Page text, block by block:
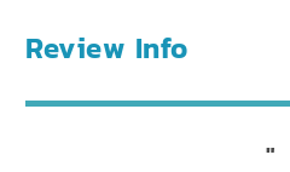
Review Info